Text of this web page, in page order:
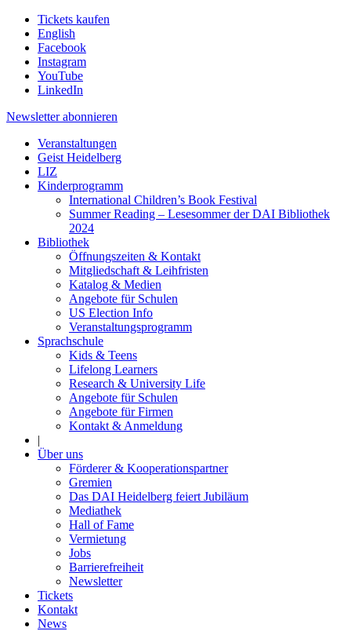
Tickets kaufen
English
Facebook
Instagram
YouTube
LinkedIn
Newsletter abonnieren
Veranstaltungen
Geist Heidelberg
LIZ
Kinderprogramm
International Children’s Book Festival
Summer Reading – Lesesommer der DAI Bibliothek
2024
Bibliothek
Öffnungszeiten & Kontakt
Mitgliedschaft & Leihfristen
Katalog & Medien
Angebote für Schulen
US Election Info
Veranstaltungsprogramm
Sprachschule
Kids & Teens
Lifelong Learners
Research & University Life
Angebote für Schulen
Angebote für Firmen
Kontakt & Anmeldung
|
Über uns
Förderer & Kooperationspartner
Gremien
Das DAI Heidelberg feiert Jubiläum
Mediathek
Hall of Fame
Vermietung
Jobs
Barrierefreiheit
Newsletter
Tickets
Kontakt
News